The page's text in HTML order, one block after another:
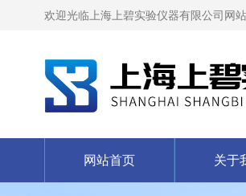
欢迎光临上海上碧实验仪器有限公司网站
网站首页 关于